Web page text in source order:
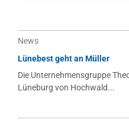
News
Lünebest geht an Müller
Die Unternehmensgruppe
Lüneburg von Hochwald...